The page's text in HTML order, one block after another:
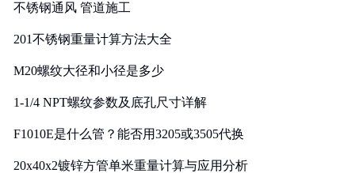
不锈钢通风 管道施工
201不锈钢重量计算方法大全
M20螺纹大径和小径是多少
1-1/4 NPT螺纹参数及底孔尺寸详解
F1010E是什么管？能否用3205或3505代换
20x40x2镀锌方管单米重量计算与应用分析